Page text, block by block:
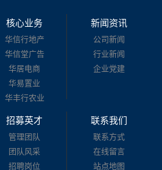
核心业务
华信行地产
华信堂广告
华居电商
华易置业
华丰行农业
新闻资讯
公司新闻
行业新闻
企业党建
招募英才
管理团队
团队风采
招聘岗位
联系我们
联系方式
在线留言
站点地图